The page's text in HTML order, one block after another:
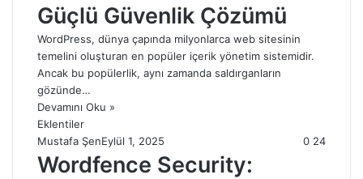
Güçlü Güvenlik Çözümü
WordPress, dünya çapında milyonlarca web sitesinin
temelini oluşturan en popüler içerik yönetim sistemidir.
Ancak bu popülerlik, aynı zamanda saldırganların
gözünde…
Devamını Oku »
Eklentiler
Mustafa ŞenEylül 1, 2025 0 24
Wordfence Security: